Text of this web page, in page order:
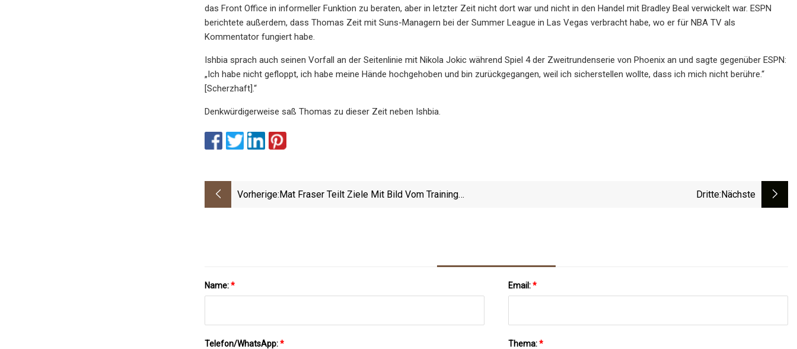
das Front Office in informeller Funktion zu beraten, aber in letzter Zeit nicht dort war und nicht in den Handel mit Bradley Beal verwickelt war. ESPN
berichtete außerdem, dass Thomas Zeit mit Suns-Managern bei der Summer League in Las Vegas verbracht habe, wo er für NBA TV als
Kommentator fungiert habe.
Ishbia sprach auch seinen Vorfall an der Seitenlinie mit Nikola Jokic während Spiel 4 der Zweitrundenserie von Phoenix an und sagte gegenüber ESPN:
„Ich habe nicht gefloppt, ich habe meine Hände hochgehoben und bin zurückgegangen, weil ich sicherstellen wollte, dass ich mich nicht berühre.“
[Scherzhaft].“
Denkwürdigerweise saß Thomas zu dieser Zeit neben Ishbia.
Vorherige:Mat Fraser Teilt Ziele Mit Bild Vom Training
Dritte:nächste
Name:* Email:*
Telefon/WhatsApp:* Thema:*